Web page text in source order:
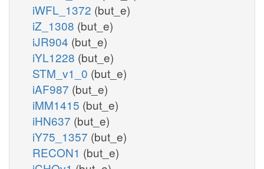
iWFL_1372 (but_e)
iZ_1308 (but_e)
iJR904 (but_e)
iYL1228 (but_e)
STM_v1_0 (but_e)
iAF987 (but_e)
iMM1415 (but_e)
iHN637 (but_e)
iY75_1357 (but_e)
RECON1 (but_e)